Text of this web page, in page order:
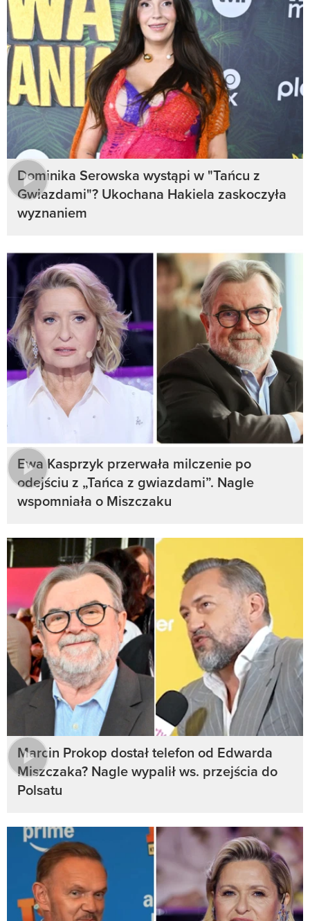
Dominika Serowska wystąpi w "Tańcu z
Gwiazdami"? Ukochana Hakiela zaskoczyła
wyznaniem
Ewa Kasprzyk przerwała milczenie po
odejściu z „Tańca z gwiazdami”. Nagle
wspomniała o Miszczaku
Marcin Prokop dostał telefon od Edwarda
Miszczaka? Nagle wypalił ws. przejścia do
Polsatu